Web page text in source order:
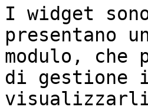
I widget
presentano
modulo,
di gestione